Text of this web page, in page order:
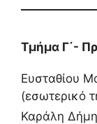
Τμήμα Γ΄-
Ευσταθίου
(εσωτερικό
Καράλη